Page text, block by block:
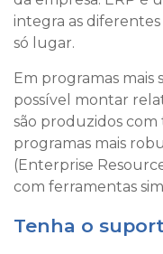
integra as
só lugar.
Em programas mais
possível montar
são produzidos
programas mais
(Enterprise
com ferramentas
Tenha o